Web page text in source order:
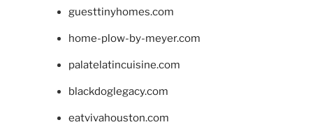
guesttinyhomes.com
home-plow-by-meyer.com
palatelatincuisine.com
blackdoglegacy.com
eatvivahouston.com